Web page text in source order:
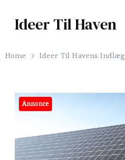
Ideer Til Haven
Home Ideer Til Havens Indlæg
Annonce